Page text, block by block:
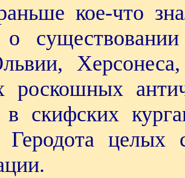
кое-что
о
роскошных
в скифских
Геродота целых